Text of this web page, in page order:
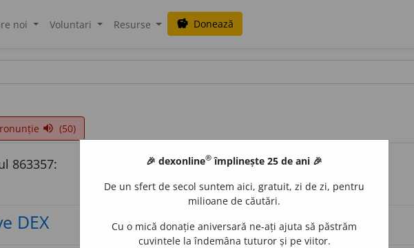
noi Voluntari Resurse savings Donează
volume_up (50)
863357:
DEX
🎉 dexonline® împlinește 25 de ani 🎉
De un sfert de secol suntem aici, gratuit, zi de zi, pentru
milioane de căutări.
Cu o mică donație aniversară ne-ați ajuta să păstrăm
cuvintele la îndemâna tuturor și pe viitor.